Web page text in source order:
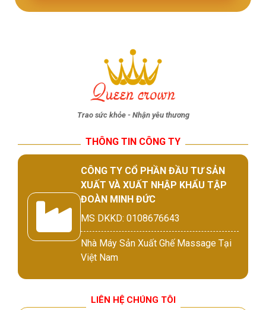
Trao sức khỏe - Nhận yêu thương
THÔNG TIN CÔNG TY
CÔNG TY CỔ PHẦN ĐẦU TƯ SẢN
XUẤT VÀ XUẤT NHẬP KHẨU TẬP
ĐOÀN MINH ĐỨC
MS DKKD: 0108676643
Nhà Máy Sản Xuất Ghế Massage Tại
Việt Nam
LIÊN HỆ CHÚNG TÔI